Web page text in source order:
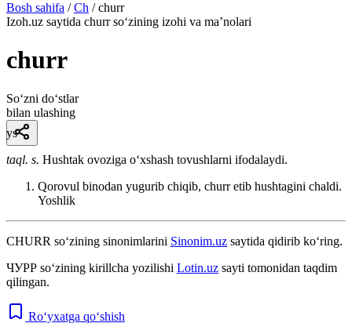
Bosh sahifa / Ch / churr
Izoh.uz saytida churrso‘zining izohi va ma’nolari
churr
So‘zni do‘stlar
bilan ulashing
ys
taql. s. Hushtak ovoziga oʻxshash tovushlarni ifodalaydi.
Qorovul binodan yugurib chiqib, churr etib hushtagini chaldi.
Yoshlik
CHURR so‘zining sinonimlarini Sinonim.uz saytida qidirib ko‘ring.
ЧУРР so‘zining kirillcha yozilishi Lotin.uz sayti tomonidan taqdim
qilingan.
Ro‘yxatga qo‘shish